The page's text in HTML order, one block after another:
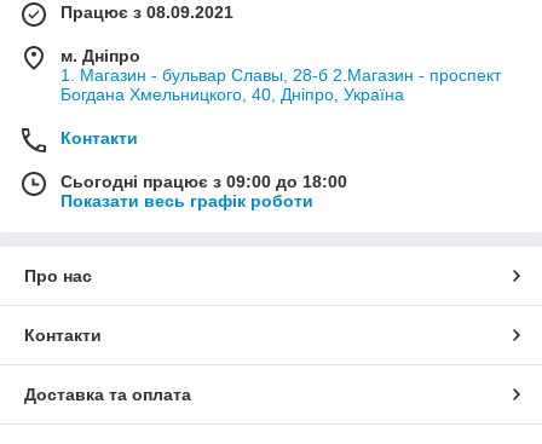
Низький рівень рідини;
Забруднення та накип усередині патрубків;
Різкі перепади температур (особливо за нетривалих
Фізичний знос патрубків.
Якщо ви зіткнулися з такою проблемою, не варто турбуватися
для найпопулярніших «народних» машин:
СЕНС, Шевроле, Таврія, Нексія.
Працює з 08.09.2021
м. Дніпро
1. Магазин - бульвар Славы, 28-б 2.Магазин - проспект
Богдана Хмельницкого, 40, Дніпро, Україна
Контакти
Сьогодні працює з 09:00 до 18:00
Показати весь графік роботи
Про нас
Контакти
Доставка та оплата